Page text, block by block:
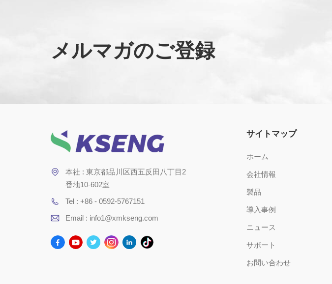
メルマガのご登録
本社 : 東京都品川区西五反田八丁目2
番地10-602室
Tel : +86 - 0592-5767151
Email : info1@xmkseng.com
サイトマップ
ホーム
会社情報
製品
導入事例
ニュース
サポート
お問い合わせ